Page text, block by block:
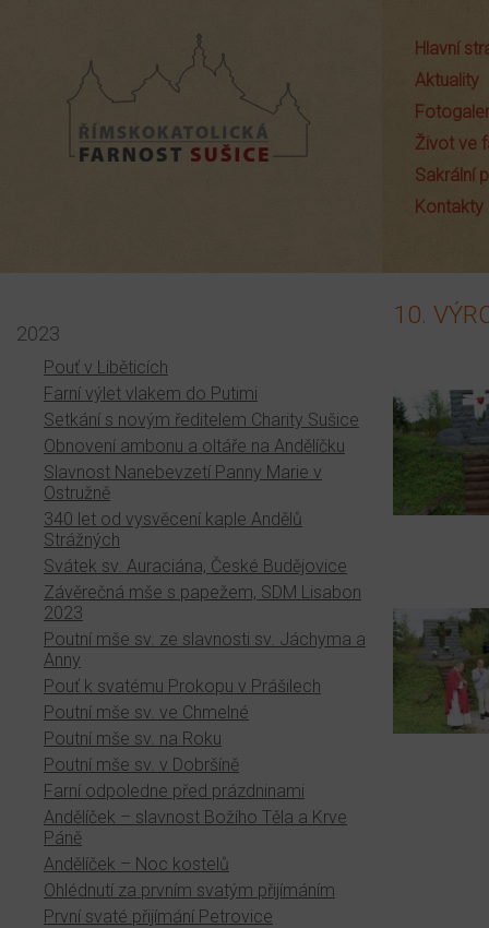
Hlavní
Aktuality
Život ve
Sakrální
Kontakty
10.
2023
Pouť v Liběticích
Farní výlet vlakem do Putimi
Setkání s novým ředitelem Charity Sušice
Obnovení ambonu a oltáře na Andělíčku
Slavnost Nanebevzetí Panny Marie v
Ostružně
340 let od vysvěcení kaple Andělů
Strážných
Svátek sv. Auraciána, České Budějovice
Závěrečná mše s papežem, SDM Lisabon
2023
Poutní mše sv. ze slavnosti sv. Jáchyma a
Anny
Pouť k svatému Prokopu v Prášilech
Poutní mše sv. ve Chmelné
Poutní mše sv. na Roku
Poutní mše sv. v Dobršíně
Farní odpoledne před prázdninami
Andělíček – slavnost Božího Těla a Krve
Páně
Andělíček – Noc kostelů
Ohlédnutí za prvním svatým přijímáním
První svaté přijímání Petrovice